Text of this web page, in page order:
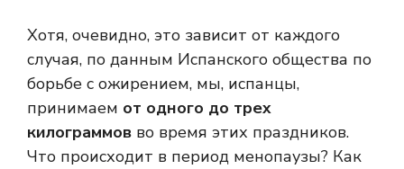
Хотя, очевидно, это зависит от каждого
случая, по данным Испанского общества по
борьбе с ожирением, мы, испанцы,
принимаем от одного до трех
килограммов во время этих праздников.
Что происходит в период менопаузы? Как